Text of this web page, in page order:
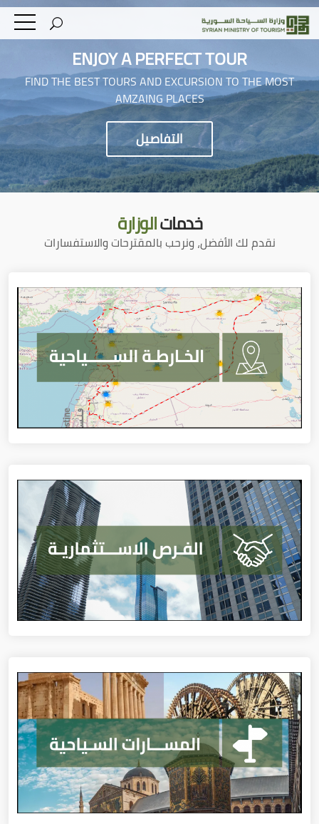
ENJOY A PERFECT TOUR
FIND THE BEST TOURS AND EXCURSION TO THE MOST
AMZAING PLACES
التفاصيل
خدماتالوزارة
نقدم لك الأفضل، ونرحب بالمقترحات والاستفسارات